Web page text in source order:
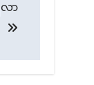
ာ